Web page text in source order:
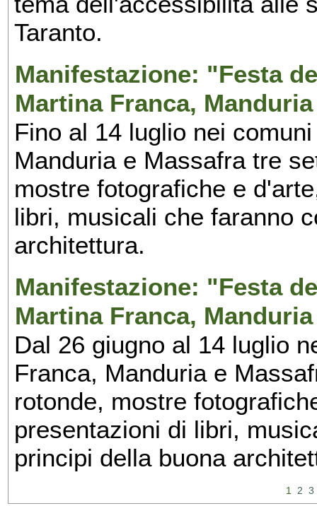
Taranto.
Manifestazione: "Festa
Martina Franca,
Fino al 14 luglio nei
Manduria e Massafra tre
mostre fotografiche e
libri, musicali che faranno
architettura.
Manifestazione: "Festa
Martina Franca,
Dal 26 giugno al 14 luglio
Franca, Manduria e
rotonde, mostre
presentazioni di libri,
principi della buona
1 2 3